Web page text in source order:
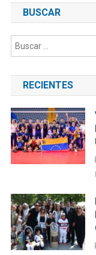
BUSCAR
RECIENTES